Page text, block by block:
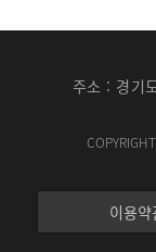
주소 : 경기
이용약